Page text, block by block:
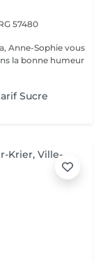
57480
Anne-Sophie vous
la bonne humeur
Sucre